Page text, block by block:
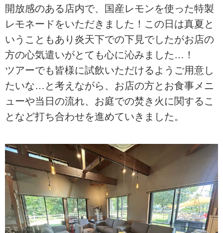
開放感のある店内で、国産レモンを使った特製
レモネードをいただきました！この日は真夏と
いうこともあり炎天下での下見でしたがお店の
方の心気遣いがとても心に沁みました…！
ツアーでも皆様に試飲いただけるようご用意し
たいな…と考えながら、お店の方とお食事メニ
ューや当日の流れ、お庭での焚き火に関するこ
となど打ち合わせを進めていきました。